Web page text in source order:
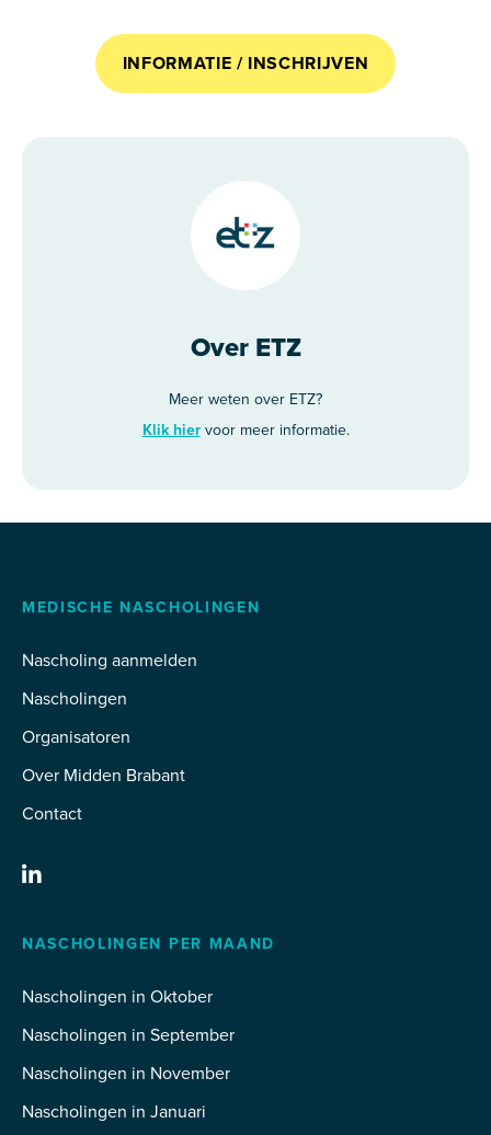
INFORMATIE / INSCHRIJVEN
Over ETZ
Meer weten over ETZ?
Klik hiervoor meer informatie.
MEDISCHE NASCHOLINGEN
Nascholing aanmelden
Nascholingen
Organisatoren
Over Midden Brabant
Contact
NASCHOLINGEN PER MAAND
Nascholingen in Oktober
Nascholingen in September
Nascholingen in November
Nascholingen in Januari